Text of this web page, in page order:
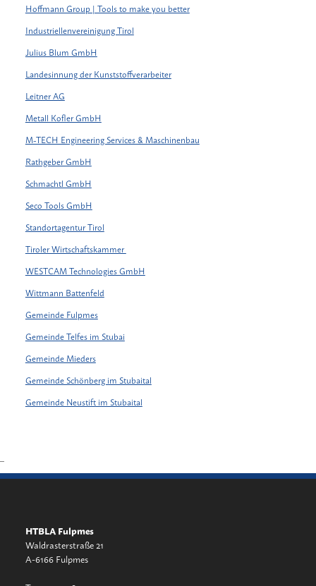
Hoffmann Group | Tools to make you better
Industriellenvereinigung Tirol
Julius Blum GmbH
Landesinnung der Kunststoffverarbeiter
Leitner AG
Metall Kofler GmbH
M-TECH Engineering Services & Maschinenbau
Rathgeber GmbH
Schmachtl GmbH
Seco Tools GmbH
Standortagentur Tirol
Tiroler Wirtschaftskammer
WESTCAM Technologies GmbH
Wittmann Battenfeld
Gemeinde Fulpmes
Gemeinde Telfes im Stubai
Gemeinde Mieders
Gemeinde Schönberg im Stubaital
Gemeinde Neustift im Stubaital
HTBLA Fulpmes
Waldrasterstraße 21
A-6166 Fulpmes